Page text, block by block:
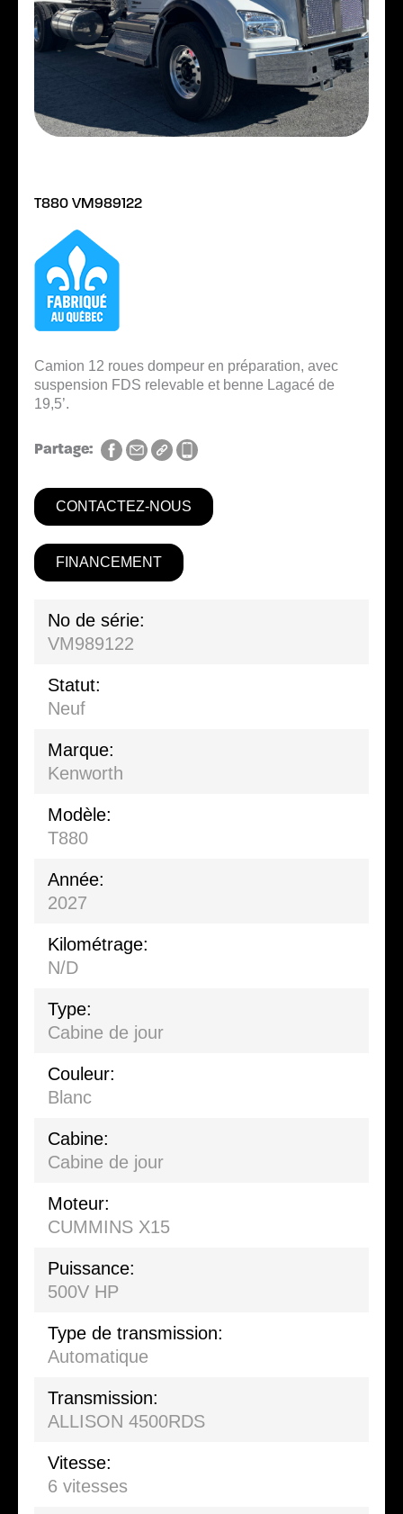
T880 VM989122
Camion 12 roues dompeur en préparation, avec
suspension FDS relevable et benne Lagacé de
19,5’.
Partage:
CONTACTEZ-NOUS
FINANCEMENT
No de série:
VM989122
Statut:
Neuf
Marque:
Kenworth
Modèle:
T880
Année:
2027
Kilométrage:
N/D
Type:
Cabine de jour
Couleur:
Blanc
Cabine:
Cabine de jour
Moteur:
CUMMINS X15
Puissance:
500V HP
Type de transmission:
Automatique
Transmission:
ALLISON 4500RDS
Vitesse:
6 vitesses